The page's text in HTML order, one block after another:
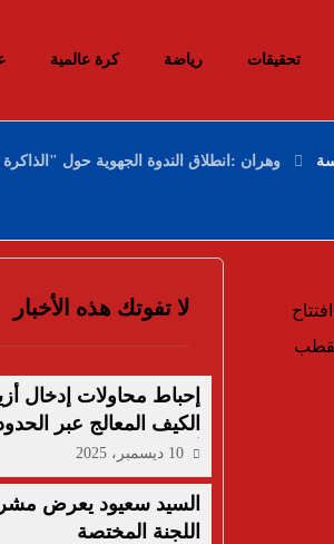
تحقيقات رياضة كرة عالمية
وهران :انطلاق الندوة الجهوية حول
لا تفوتك هذه الأخبار
الكيف المعالج عبر
أسبوع
10 ديسمبر، 2025
السيد سعيود يعرض
اللجنة المختصة